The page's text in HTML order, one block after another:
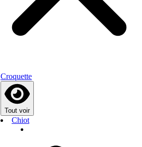
Croquette
Tout voir
Chiot